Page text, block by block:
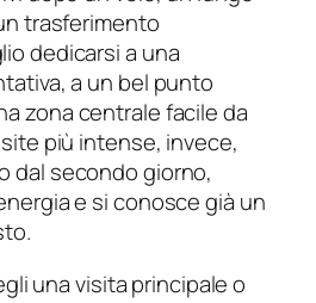
trasferimento
dedicarsi a una
a un bel punto
zona centrale facile da
più intense, invece,
dal secondo giorno,
e si conosce già un
una visita principale o